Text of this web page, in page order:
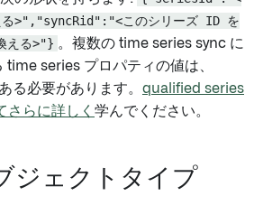
る>","syncRid":"<このシリーズ ID を
える>"} 。複数の time series sync に
time series プロパティの値は、
る必要があります。 qualified series
さらに詳しく 学んでください。
ジェクトタイプ